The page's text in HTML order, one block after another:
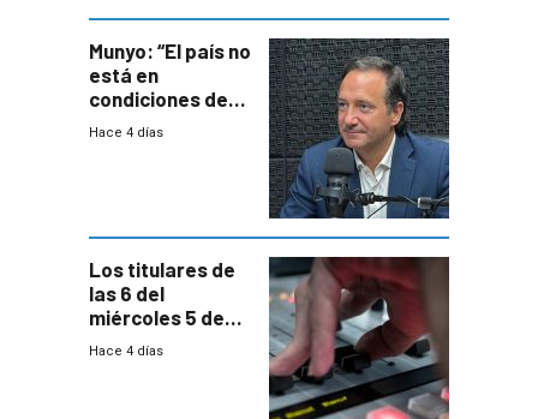
Munyo: “El país no
está en
condiciones de
enfrentar una
Hace 4 días
Los titulares de
las 6 del
miércoles 5 de
agosto de 2026
Hace 4 días